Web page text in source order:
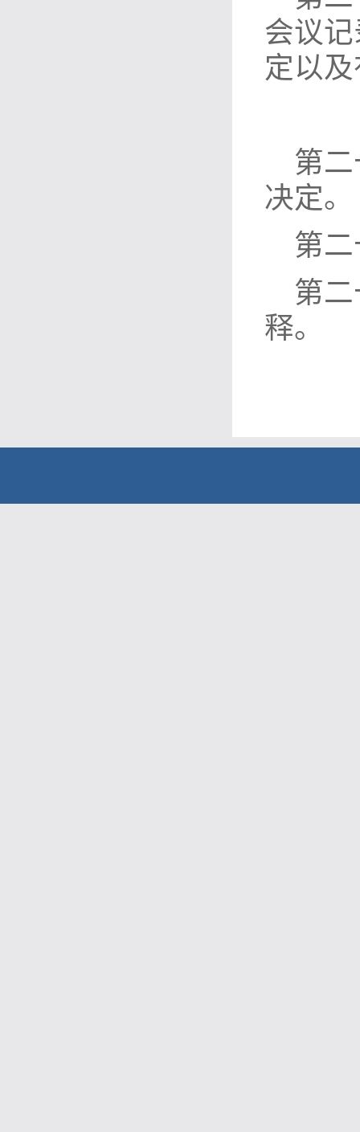
会议
定以
第
决定。
第
第
释。